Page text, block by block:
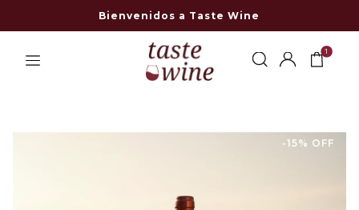
Bienvenidos a Taste Wine
1
-15% OFF